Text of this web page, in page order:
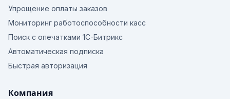
Упрощение оплаты заказов
Мониторинг работоспособности касс
Поиск с опечатками 1С-Битрикс
Автоматическая подписка
Быстрая авторизация
Компания